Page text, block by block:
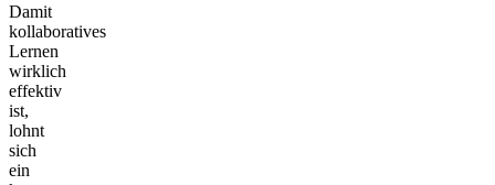
Damit
kollaboratives
Lernen
wirklich
effektiv
ist,
lohnt
sich
ein